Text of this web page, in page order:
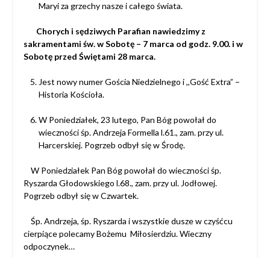
Maryi za grzechy nasze i całego świata.
Chorych i sędziwych Parafian nawiedzimy z
sakramentami św. w Sobotę – 7 marca od godz. 9.00. i w
Sobotę przed Świętami 28 marca.
Jest nowy numer Gościa Niedzielnego i ,,Gość Extra” –
Historia Kościoła.
W Poniedziałek, 23 lutego, Pan Bóg powołał do
wieczności śp. Andrzeja Formella l.61., zam. przy ul.
Harcerskiej. Pogrzeb odbył się w Środę.
W Poniedziałek Pan Bóg powołał do wieczności śp.
Ryszarda Głodowskiego l.68., zam. przy ul. Jodłowej.
Pogrzeb odbył się w Czwartek.
Śp. Andrzeja, śp. Ryszarda i wszystkie dusze w czyśćcu
cierpiące polecamy Bożemu Miłosierdziu. Wieczny
odpoczynek…